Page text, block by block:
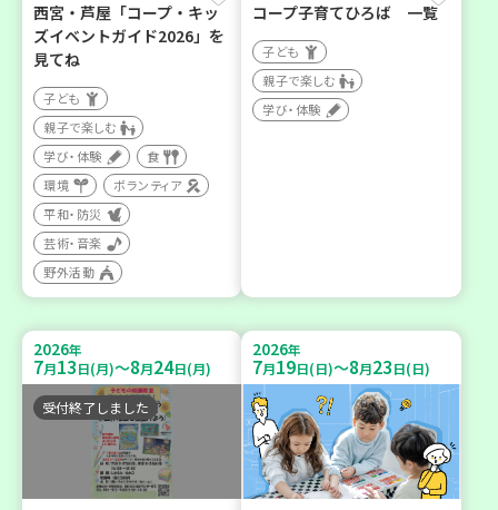
西宮・芦屋「コープ・キッ
ズイベントガイド2026」を
見てね
子ども
親子で楽しむ
学び・体験
食
環境
ボランティア
平和・防災
芸術・音楽
野外活動
コープ子育てひろば 一覧
子ども
親子で楽しむ
学び・体験
2026年
7月13日(月)～8月24日(月)
受付終了しました
2026年
7月19日(日)～8月23日(日)